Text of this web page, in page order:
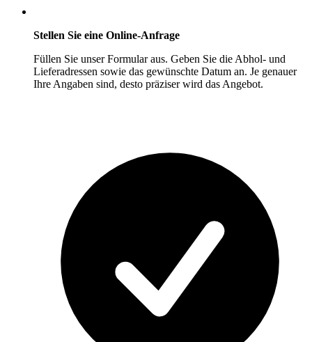
Stellen Sie eine Online-Anfrage
Füllen Sie unser Formular aus. Geben Sie die Abhol- und
Lieferadressen sowie das gewünschte Datum an. Je genauer
Ihre Angaben sind, desto präziser wird das Angebot.